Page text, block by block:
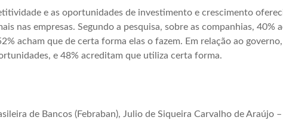
e as oportunidades de investimento e crescimento
nas empresas. Segundo a pesquisa, sobre as companhias, 40%
acham que de certa forma elas o fazem. Em relação ao
e 48% acreditam que utiliza certa forma.
de Bancos (Febraban), Julio de Siqueira Carvalho de Araújo